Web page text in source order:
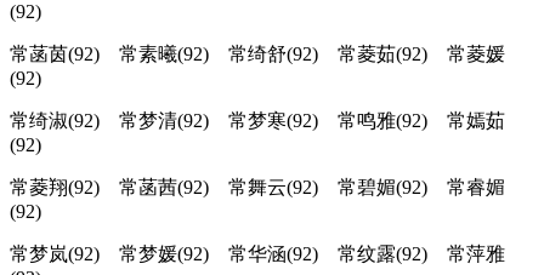
(92)
常菡茵(92) 常素曦(92) 常绮舒(92) 常菱茹(92) 常菱媛
(92)
常绮淑(92) 常梦清(92) 常梦寒(92) 常鸣雅(92) 常嫣茹
(92)
常菱翔(92) 常菡茜(92) 常舞云(92) 常碧媚(92) 常睿媚
(92)
常梦岚(92) 常梦媛(92) 常华涵(92) 常纹露(92) 常萍雅